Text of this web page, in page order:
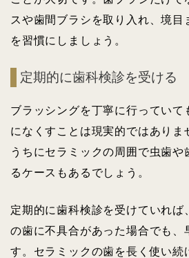
スや歯間ブラシを取り入れ、境目
を習慣にしましょう。
定期的に歯科検診を受ける
ブラッシングを丁寧に行っていて
になくすことは現実的ではありま
うちにセラミックの周囲で虫歯や
るケースもあるでしょう。
定期的に歯科検診を受けていれば
の歯に不具合があった場合でも、
す。セラミックの歯を長く使い続